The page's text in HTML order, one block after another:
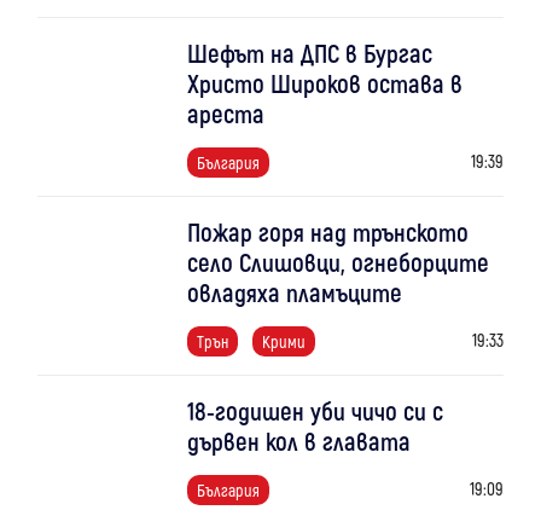
Шефът на ДПС в Бургас
Христо Широков остава в
ареста
България 19:39
Пожар горя над трънското
село Слишовци, огнеборците
овладяха пламъците
Трън Крими 19:33
18-годишен уби чичо си с
дървен кол в главата
България 19:09